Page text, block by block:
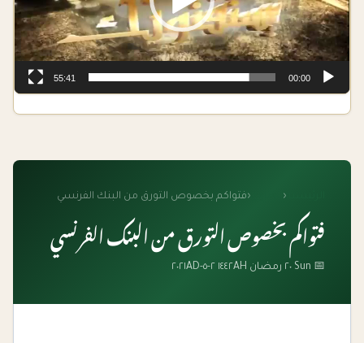
‹
‹فتواكم بخصوص التورق من البنك الفرنسي
فتواكم بخصوص التورق من البنك الفرنسي
📅 Sun ٢٠ رمضان ١٤٤٢AH ٢-٥-٢٠٢١AD
00:00
55:41